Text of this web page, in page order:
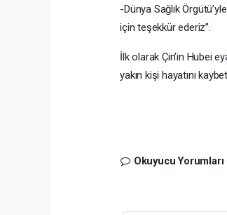
-Dünya Sağlık
için teşekkür ederiz”.
İlk olarak Çin’in Hubei
yakın kişi hayatını
Okuyucu Yorumları